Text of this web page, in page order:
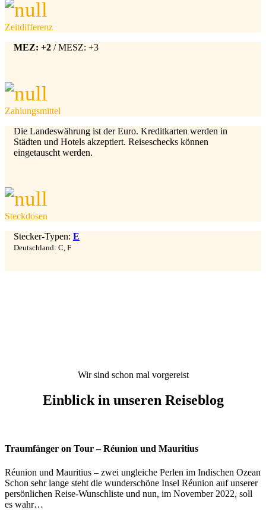
Zeitdifferenz
MEZ: +2 / MESZ: +3
Zahlungsmittel
Die Landeswährung ist der Euro. Kreditkarten werden in
Städten und Hotels akzeptiert. Reiseschecks können
eingetauscht werden.
Steckdosen
Stecker-Typen: E
Deutschland: C, F
Wir sind schon mal vorgereist
Einblick in unseren Reiseblog
Traumfänger on Tour – Réunion und Mauritius
Réunion und Mauritius – zwei ungleiche Perlen im Indischen Ozean
Schon sehr lange steht die wunderschöne Insel Réunion auf unserer
persönlichen Reise-Wunschliste und nun, im November 2022, soll
es wahr…